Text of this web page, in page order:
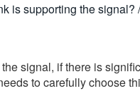
is supporting the
signal, if there is
to carefully choose